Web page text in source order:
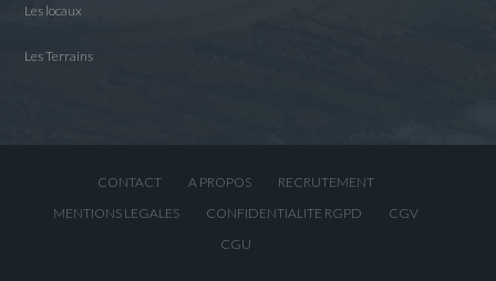
Les locaux
Les Terrains
CONTACT A PROPOS
RECRUTEMENT
MENTIONS LEGALES
CONFIDENTIALITE RGPD
CGV
CGU